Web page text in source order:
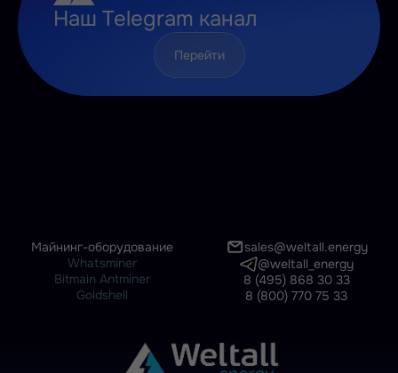
Наш Telegram канал
Перейти
Майнинг-оборудование
Whatsminer
Bitmain Antminer
Goldshell
sales@weltall.energy
@weltall_energy
8 (495) 868 30 33
8 (800) 770 75 33